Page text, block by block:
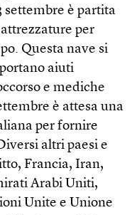
settembre è partita
per
Questa nave si
aiuti
e mediche
è attesa una
per fornire
altri paesi e
Francia, Iran,
Arabi Uniti,
Unite e Unione